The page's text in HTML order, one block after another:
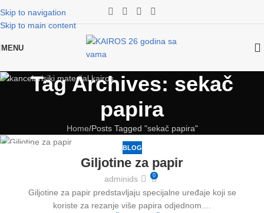
Skip to navigation
Skip to main content
MENU
Tag Archives: sekač
papira
Home Posts Tagged "sekač papira"
BLOG
Giljotine za papir
adminids 0
Giljotine za papir predstavljaju specijalne uređaje koji se
koriste za rezanje više papira odjednom....